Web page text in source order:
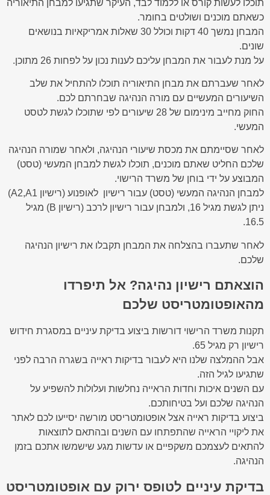
תוכלו לעשות קורס או ללמוד לבד, העיקר שתגיעו למבחן התיאוריה
כשאתם מוכנים ושולטים בחומר.
המבחן נמשך 40 דקות וכולל 30 שאלות אמריקאיות בנושאים
שונים.
על מנת לעבור את המבחן עליכם לענות נכון על לפחות 26 מתוכן.
לאחר שעברתם את מבחן התיאוריה תוכלו להתחיל את שלב
השיעורים המעשיים עם מורה הנהיגה שבחרתם לכם.
החוק מחייב מינימום של 28 שיעורים לפי שתוכלו לגשת לטסט
המעשי.
לאחר שסיימתם את מכסת שיעורי הנהיגה, ולאחר שמורה הנהיגה
שלכם החליט שאתם מוכנים, תוכלו לגשת למבחן המעשי (טסט)
המבוצע על ידי בוחן של משרד הרישוי.
למבחן הנהיגה המעשי (טסט) עבור רישיון לאופנוע (רישיון A2,A1)
ניתן לגשת מגיל 16, ולמבחן עבור רישיון לרכב (רישיון B) מגיל
16.5.
לאחר שתעברו בהצלחה את המבחן תקבלו את רישיון הנהיגה
שלכם.
הוצאתם רישיון נהיגה? אל תיפרדו
מהאופטומטריסט שלכם
תקנות משרד הרישוי דורשות ביצוע בדיקת עיניים במסגרת חידוש
רישיון רק מגיל 65.
אבל ההמלצה שלנו היא לעבור בדיקות ראייה בשגרה הרבה לפני
שתגיעו לגיל הזה.
עם השנים איכות וחדות הראייה נחלשות ועלולות להשפיע על
הנהיגה שלכם ועל בטיחותכם.
ביצוע בדיקות ראייה אצל אופטומטריסט מורשה יסייעו לכם לאתר
את ליקויי הראייה שהתפתחו עם השנים ובהתאם לתוצאות
להתאים לעצמכם משקפיים או עדשות מגע שישמשו אתכם בזמן
הנהיגה.
בדיקת עיניים לטופס ירוק עם אופטומטריסט